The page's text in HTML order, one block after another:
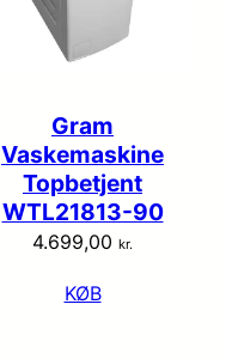
Gram
Vaskemaskine
Topbetjent
WTL21813-90
4.699,00 kr.
KØB